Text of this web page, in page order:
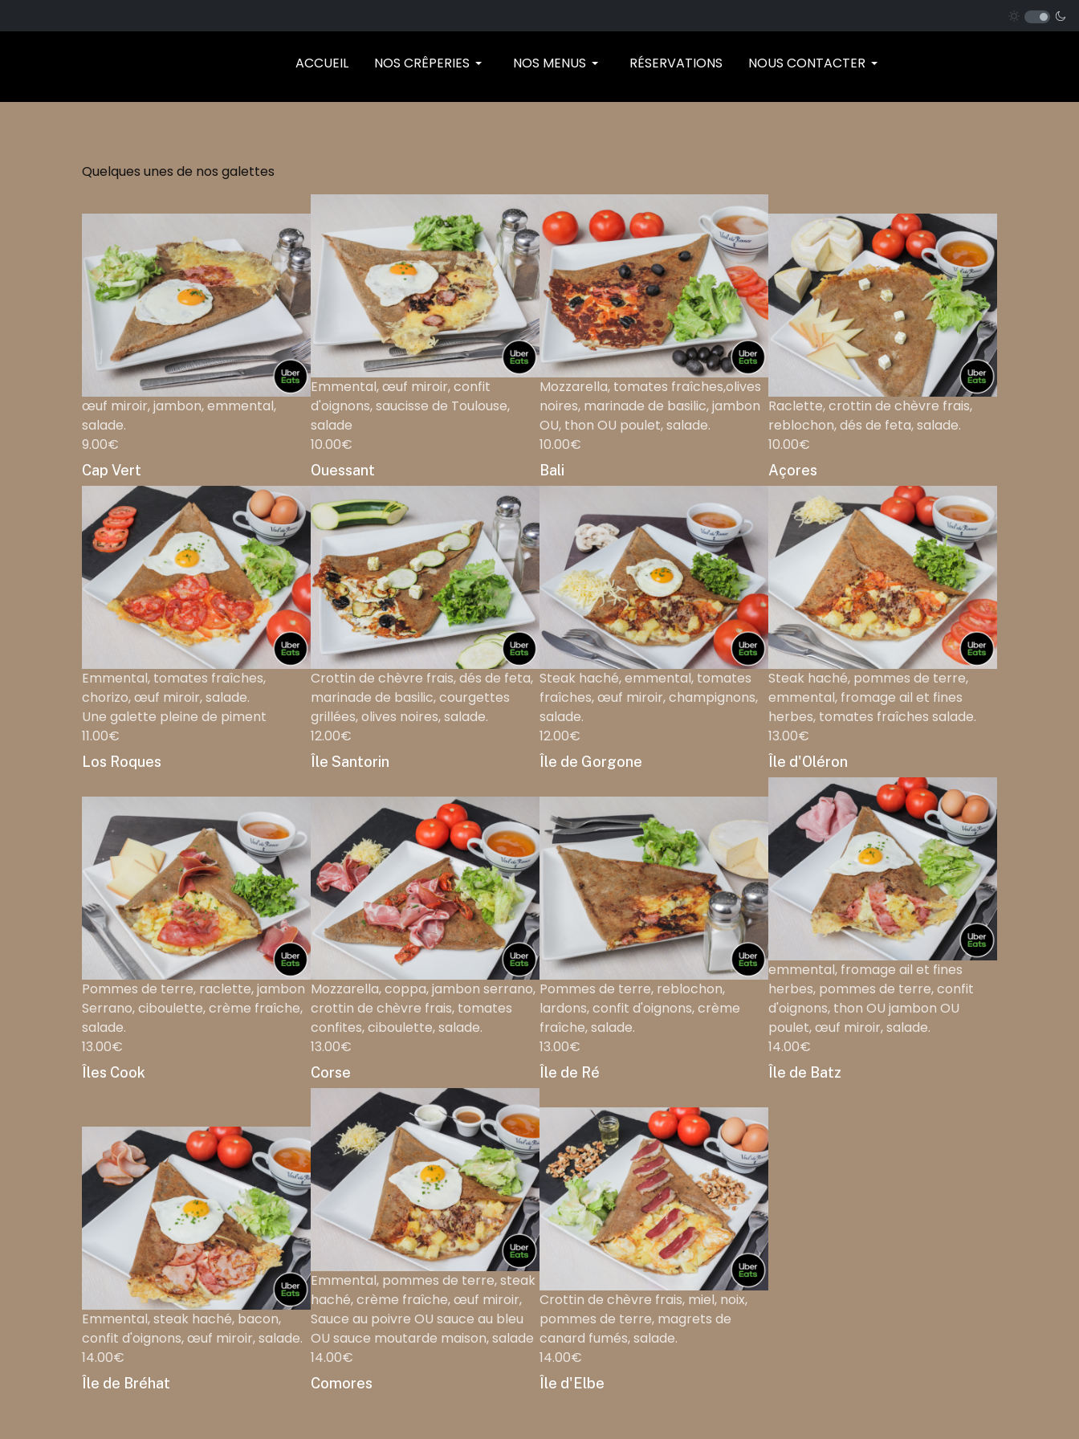
ACCUEIL NOS CRÊPERIES NOS MENUS RÉSERVATIONS NOUS CONTACTER
Quelques unes de nos galettes
œuf miroir, jambon, emmental,
salade.
9.00€
Cap Vert
Emmental, œuf miroir, confit
d'oignons, saucisse de Toulouse,
salade
10.00€
Ouessant
Mozzarella, tomates fraîches,olives
noires, marinade de basilic, jambon
OU, thon OU poulet, salade.
10.00€
Bali
Raclette, crottin de chèvre frais,
reblochon, dés de feta, salade.
10.00€
Açores
Emmental, tomates fraîches,
chorizo, œuf miroir, salade.
Une galette pleine de piment
11.00€
Los Roques
Crottin de chèvre frais, dés de feta,
marinade de basilic, courgettes
grillées, olives noires, salade.
12.00€
Île Santorin
Steak haché, emmental, tomates
fraîches, œuf miroir, champignons,
salade.
12.00€
Île de Gorgone
Steak haché, pommes de terre,
emmental, fromage ail et fines
herbes, tomates fraîches salade.
13.00€
Île d'Oléron
Pommes de terre, raclette, jambon
Serrano, ciboulette, crème fraîche,
salade.
13.00€
Îles Cook
Mozzarella, coppa, jambon serrano,
crottin de chèvre frais, tomates
confites, ciboulette, salade.
13.00€
Corse
Pommes de terre, reblochon,
lardons, confit d'oignons, crème
fraîche, salade.
13.00€
Île de Ré
emmental, fromage ail et fines
herbes, pommes de terre, confit
d'oignons, thon OU jambon OU
poulet, œuf miroir, salade.
14.00€
Île de Batz
Emmental, steak haché, bacon,
confit d'oignons, œuf miroir, salade.
14.00€
Île de Bréhat
Emmental, pommes de terre, steak
haché, crème fraîche, œuf miroir,
Sauce au poivre OU sauce au bleu
OU sauce moutarde maison, salade
14.00€
Comores
Crottin de chèvre frais, miel, noix,
pommes de terre, magrets de
canard fumés, salade.
14.00€
Île d'Elbe